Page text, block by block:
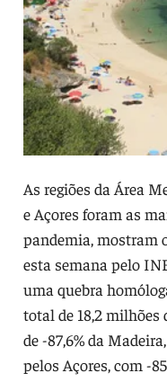
As regiões da Área
e Açores foram as
pandemia, mostram
esta semana pelo
uma quebra
total de 18,2 milhões
de -87,6% da
pelos Açores, com -